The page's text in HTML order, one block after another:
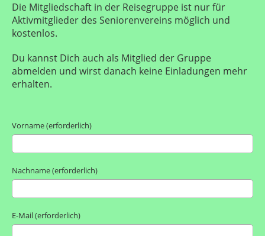
Die Mitgliedschaft in der Reisegruppe ist nur für
Aktivmitglieder des Seniorenvereins möglich und
kostenlos.
Du kannst Dich auch als Mitglied der Gruppe
abmelden und wirst danach keine Einladungen mehr
erhalten.
Vorname (erforderlich)
Nachname (erforderlich)
E-Mail (erforderlich)